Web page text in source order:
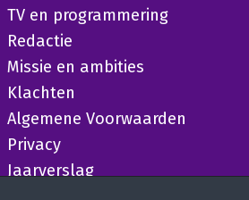
TV en programmering
Redactie
Missie en ambities
Klachten
Algemene Voorwaarden
Privacy
Jaarverslag